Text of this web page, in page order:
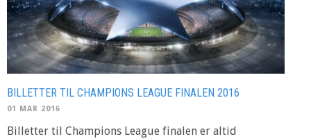
BILLETTER TIL CHAMPIONS LEAGUE FINALEN 2016
01 MAR 2016
Billetter til Champions League finalen er altid